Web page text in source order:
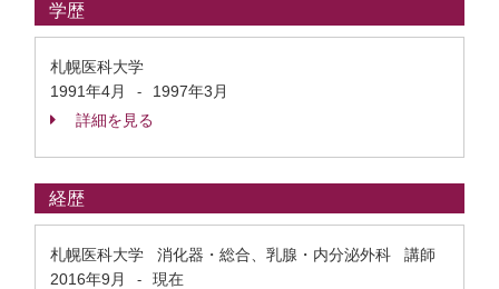
学歴
札幌医科大学
1991年4月
-
1997年3月
詳細を見る
経歴
札幌医科大学 消化器・総合、乳腺・内分泌外科 講師
2016年9月
-
現在